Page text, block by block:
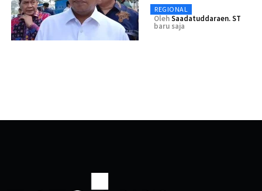
REGIONAL
OlehSaadatuddaraen. ST
baru saja